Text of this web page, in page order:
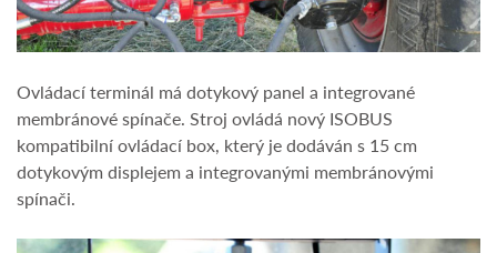
Ovládací terminál má dotykový panel a integrované
membránové spínače. Stroj ovládá nový ISOBUS
kompatibilní ovládací box, který je dodáván s 15 cm
dotykovým displejem a integrovanými membránovými
spínači.